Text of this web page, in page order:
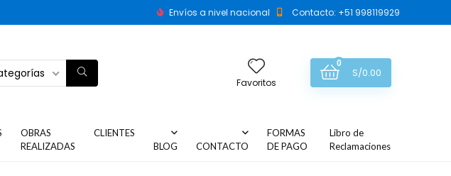
Envíos a nivel nacional Contacto: +51 998119929
Favoritos
0
S/0.00
OBRAS
REALIZADAS
CLIENTES
BLOG
CONTACTO
FORMAS
DE PAGO
Libro de
Reclamaciones